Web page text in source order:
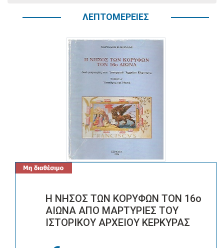
ΛΕΠΤΟΜΕΡΕΙΕΣ
Η ΝΗΣΟΣ ΤΩΝ ΚΟΡΥΦΩΝ ΤΟΝ 16ο
ΑΙΩΝΑ ΑΠΟ ΜΑΡΤΥΡΙΕΣ ΤΟΥ
ΙΣΤΟΡΙΚΟΥ ΑΡΧΕΙΟΥ ΚΕΡΚΥΡΑΣ